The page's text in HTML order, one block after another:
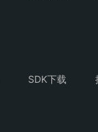
SDK下载